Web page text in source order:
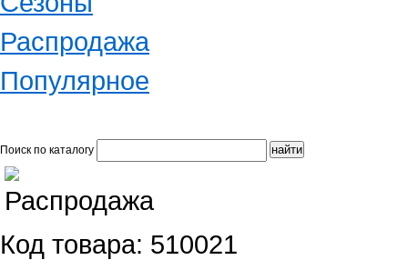
Распродажа
Популярное
Поиск по каталогу
Код товара: 510021